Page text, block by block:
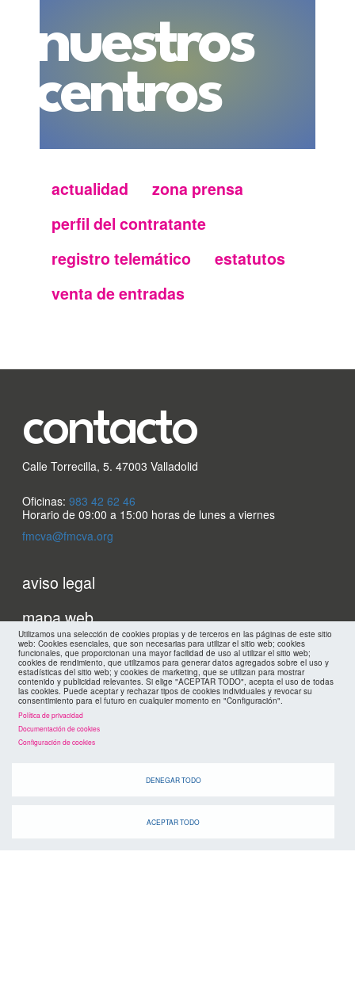
nuestros
centros
Menu
secundario
FMC
actualidad
zona prensa
perfil del contratante
registro telemático
estatutos
venta de entradas
Utilizamos una selección de cookies propias y de terceros en las páginas de este sitio
web: Cookies esenciales, que son necesarias para utilizar el sitio web; cookies
funcionales, que proporcionan una mayor facilidad de uso al utilizar el sitio web;
cookies de rendimiento, que utilizamos para generar datos agregados sobre el uso y
estadísticas del sitio web; y cookies de marketing, que se utilizan para mostrar
contenido y publicidad relevantes. Si elige "ACEPTAR TODO", acepta el uso de todas
las cookies. Puede aceptar y rechazar tipos de cookies individuales y revocar su
consentimiento para el futuro en cualquier momento en "Configuración".
Política de privacidad
Documentación de cookies
Configuración de cookies
DENEGAR TODO
ACEPTAR TODO
contacto
Calle Torrecilla, 5. 47003 Valladolid
Oficinas: 983 42 62 46
Horario de 09:00 a 15:00 horas de lunes a viernes
fmcva@fmcva.org
Menu
footer
FMC
aviso legal
mapa web
políticas de privacidad
cookies